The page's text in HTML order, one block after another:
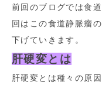
前回のブログでは食
回はこの食道静脈瘤
下げていきます。
肝硬変とは
肝硬変とは種々の原